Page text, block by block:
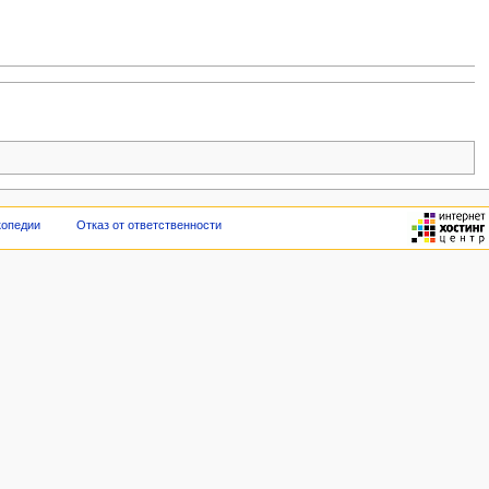
Отказ от ответственности